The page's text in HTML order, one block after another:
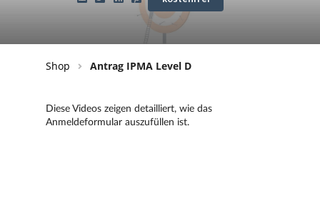
Shop Antrag IPMA Level D